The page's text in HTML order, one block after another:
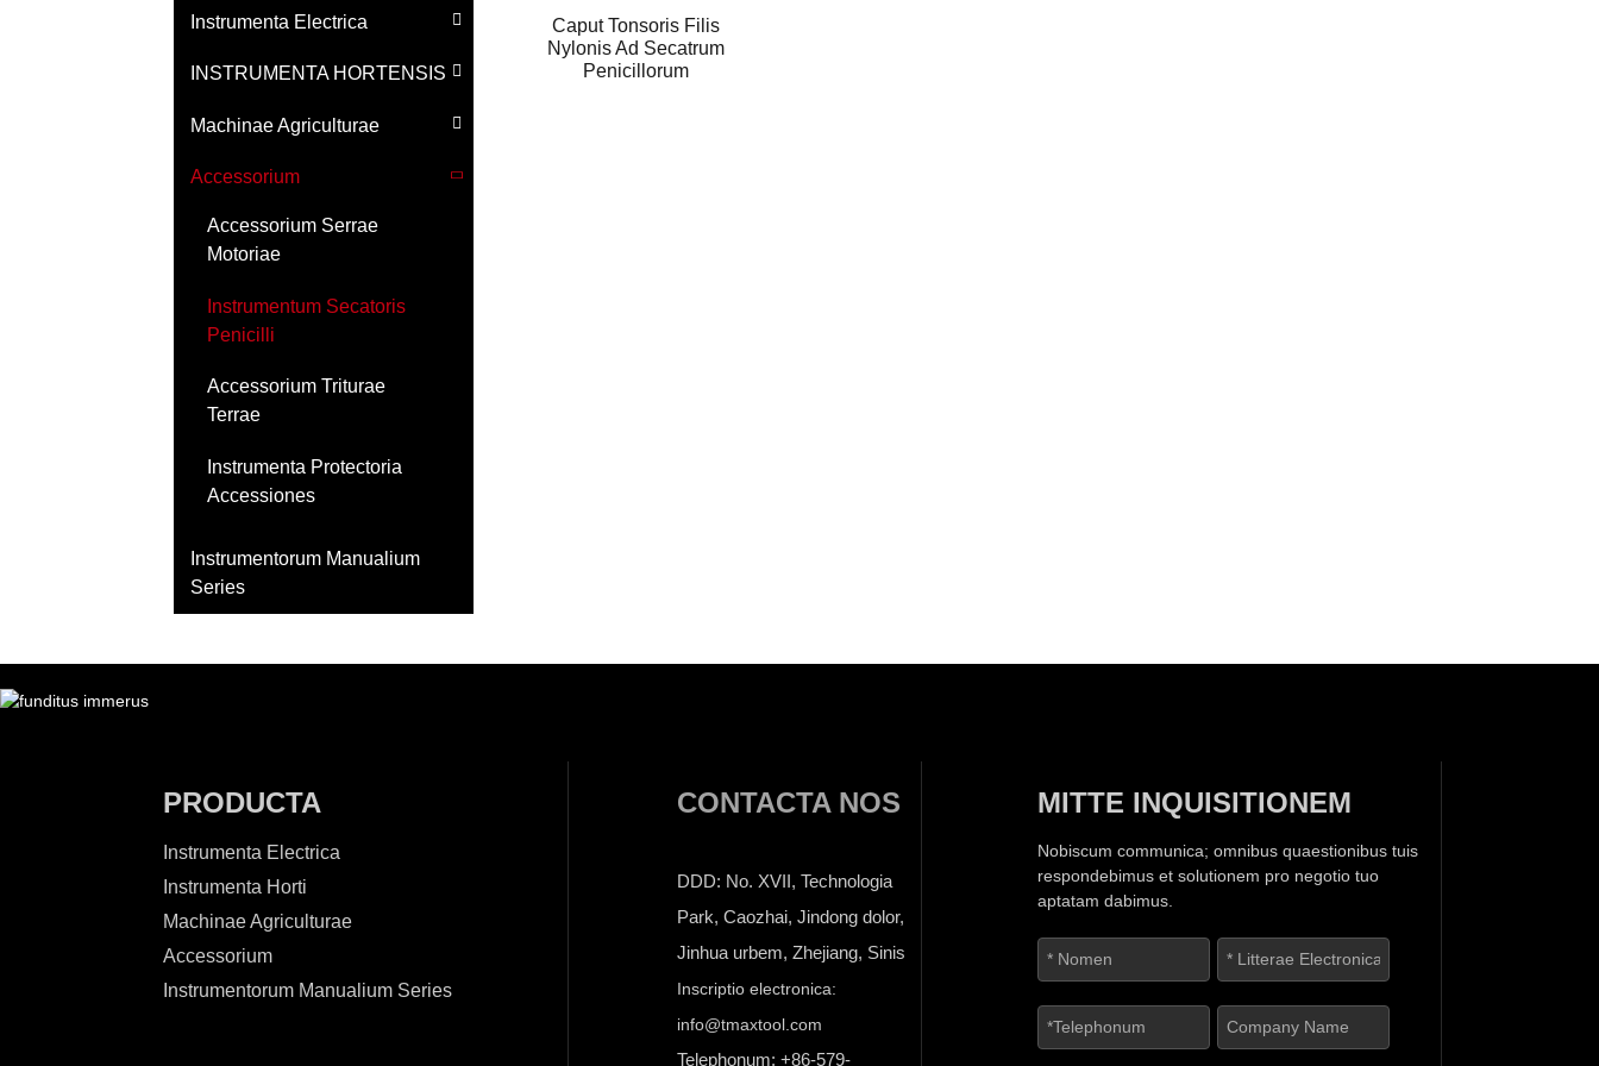
Instrumenta Electrica
INSTRUMENTA HORTENSIS
Machinae Agriculturae
Accessorium
Accessorium Serrae
Motoriae
Instrumentum Secatoris
Penicilli
Accessorium Triturae
Terrae
Instrumenta Protectoria
Accessiones
Instrumentorum Manualium
Series
Caput Tonsoris Filis
Nylonis Ad Secatrum
Penicillorum
PRODUCTA
Instrumenta Electrica
Instrumenta Horti
Machinae Agriculturae
Accessorium
Instrumentorum Manualium Series
CONTACTA NOS
DDD: No. XVII, Technologia
Park, Caozhai, Jindong dolor,
Jinhua urbem, Zhejiang, Sinis
Inscriptio electronica:
info@tmaxtool.com
Telephonum: +86-579-
MITTE INQUISITIONEM
Nobiscum communica; omnibus quaestionibus tuis
respondebimus et solutionem pro negotio tuo
aptatam dabimus.